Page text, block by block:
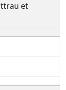
et